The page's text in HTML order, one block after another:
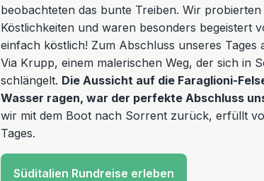
beobachteten das bunte Treiben. Wir
Köstlichkeiten und waren besonders begeistert
einfach köstlich! Zum Abschluss unseres
Via Krupp, einem malerischen Weg, der sich in
schlängelt. Die Aussicht auf die Faraglioni-
Wasser ragen, war der perfekte Abschluss
wir mit dem Boot nach Sorrent zurück, erfüllt
Tages.
Süditalien Rundreise erleben